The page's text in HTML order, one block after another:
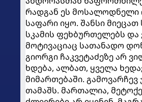
რადგან ეს მოსალოდნელი
საფარი იყო. შანსი
სკამის ფეხბურთელებს და
მოტივაციაც სათანადო
გიორგი ჩაკვეტაძეზე არ
ხდება, ალბათ, ყველა
მიმართებაში. გამოვარჩევ
თამაშს. მართალია,